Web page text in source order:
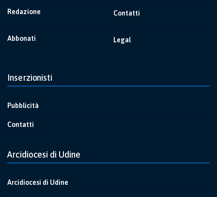
Redazione
Abbonati
Contatti
Legal
Inserzionisti
Pubblicità
Contatti
Arcidiocesi di Udine
Arcidiocesi di Udine